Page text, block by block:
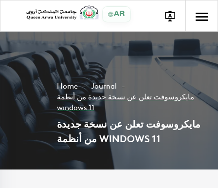
AR
Home
Journal
مايكروسوفت تعلن عن نسخة جديدة من أنظمة
windows 11
مايكروسوفت تعلن عن نسخة جديدة
من أنظمة WINDOWS 11